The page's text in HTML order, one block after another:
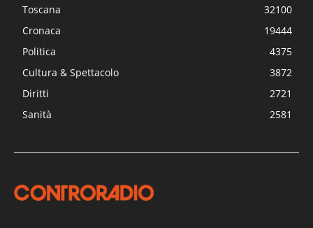
Toscana
32100
Cronaca
19444
Politica
4375
Cultura & Spettacolo
3872
Diritti
2721
Sanità
2581